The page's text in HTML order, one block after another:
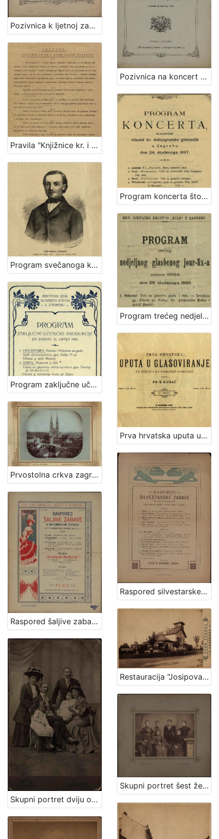
Pozivnica k ljetnoj zabavi što ju priredjuje hrv. pjevačko družtvo "Kolo" uz sudjelovanje glasbe c. kr. pješ. pukovnije Grofa Jelačića br. 69. u nedjelju dne 10. srpnja 1881. kod "Kamenitog stola"
Pozivnica na koncert što ga priredjuje hrv. pjevačko družtvo "Kolo" uz sudjelovanje glasbe c. kr. pješ. pukovnije grofa Jelačića br. 69. u bašći svratišta "K caru austrijskomu" u utorak 10. kolovoza 1880
Pravila "Knjižnice kr. i slob. grada Zagreba" / Knjižnica kr. i slob. grada Zagreba
Program koncerta što ga priređuje mladež kr. dolnjogradske gimnazije u Zagrebu dne 24. studenoga 1897.
Program svečanoga koncerta "Večer Lisinskova" : dne 15. prosinca 1893. / Hrvatsko pjevačko družtvo "Kolo" u Zagrebu ; sborovi i koncertom ravna družtveni artistički ravnatelj Nikola Faller, orkestrom c. i kr. pukovnije nadvojvode Leopolda br. 53. kapelnik Josip Dvor[ž]ak
Program trećeg nedjeljnog glasbenog jour-fix-a : saisone 1893/4 : dne 26. studenoga 1893. / Hrv. pjevačko družtvo "Kolo" u Zagrebu
Program zaključne učeničke produkcije za subotu 22. lipnja 1901. / Hrvatski zem. glazbeni zavod
Prva hrvatska uputa u glasoviranje : za djecu i odrasle samouke / sastavio Fr. Š. Kuhač
Prvostolna crkva zagrebačka / Atelier Mosinger
Raspored silvestarske zabave što ju dne 31. prosinca 1903. zajednički priredjuju društva "Kolo" i "Sokol"
Raspored šaljive zabave u Maksimirskom perivoju : u subotu dne 6. veljače 1904. / Hrv. pjev. društvo "Kolo" u Zagrebu
Restauracija "Josipovac" / Ivan Standl
Skupni portret dviju obitelji / Mosinger ; [izradio] Artistički zavod Mosinger
Skupni portret šest ženskih osoba / Lafranchini